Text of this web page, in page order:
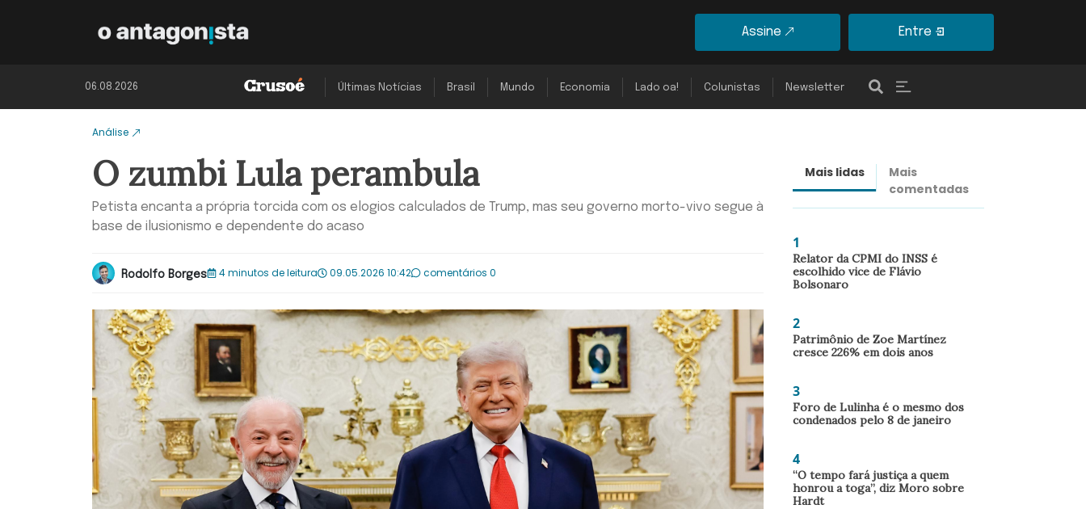
Assine Entre
06.08.2026 Últimas Notícias Brasil Mundo Economia Lado oa! Colunistas Newsletter
Análise
O zumbi Lula perambula
Petista encanta a própria torcida com os elogios calculados de Trump, mas seu governo morto-vivo segue à
base de ilusionismo e dependente do acaso
Rodolfo Borges 4 minutos de leitura 09.05.2026 10:42 comentários 0
Mais lidas
Mais
comentadas
1
Relator da CPMI do INSS é
escolhido vice de Flávio
Bolsonaro
2
Patrimônio de Zoe Martínez
cresce 226% em dois anos
3
Foro de Lulinha é o mesmo dos
condenados pelo 8 de janeiro
4
“O tempo fará justiça a quem
honrou a toga”, diz Moro sobre
Hardt